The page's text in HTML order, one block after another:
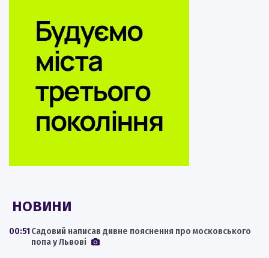
НОВИНИ
00:51 Садовий написав дивне пояснення про московського
попа у Львові